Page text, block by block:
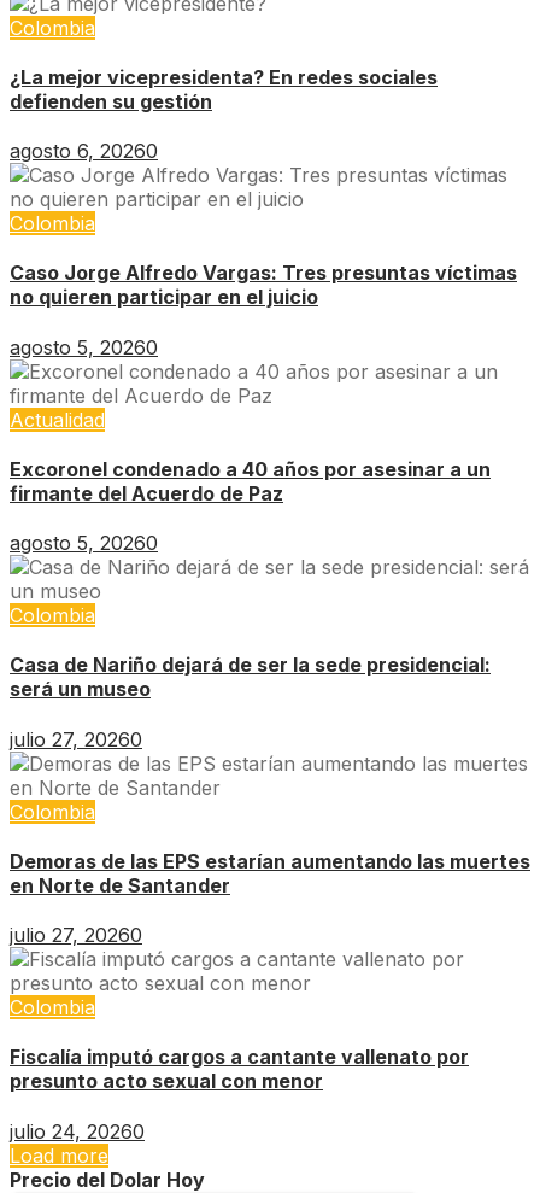
Colombia
¿La mejor vicepresidenta? En redes sociales
defienden su gestión
agosto 6, 20260
Colombia
Caso Jorge Alfredo Vargas: Tres presuntas víctimas
no quieren participar en el juicio
agosto 5, 20260
Actualidad
Excoronel condenado a 40 años por asesinar a un
firmante del Acuerdo de Paz
agosto 5, 20260
Colombia
Casa de Nariño dejará de ser la sede presidencial:
será un museo
julio 27, 20260
Colombia
Demoras de las EPS estarían aumentando las muertes
en Norte de Santander
julio 27, 20260
Colombia
Fiscalía imputó cargos a cantante vallenato por
presunto acto sexual con menor
julio 24, 20260
Load more
Precio del Dolar Hoy